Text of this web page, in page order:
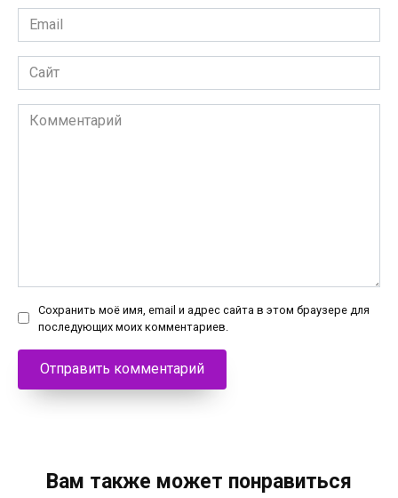
Email
*
Сайт
Комментарий
Сохранить моё имя, email и адрес сайта в этом браузере для
последующих моих комментариев.
Вам также может понравиться